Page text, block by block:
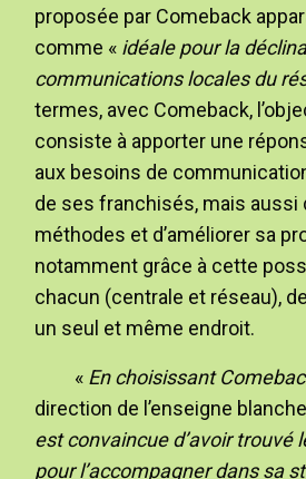
proposée par Comeback
comme « idéale pour la
communications locales du
termes, avec Comeback,
consiste à apporter une
aux besoins de
de ses franchisés, mais aussi
méthodes et d’améliorer sa
notamment grâce à cette
chacun (centrale et réseau),
un seul et même endroit.
« En choisissant
direction de l’enseigne
est convaincue d’avoir trouvé
pour l’accompagner dans sa